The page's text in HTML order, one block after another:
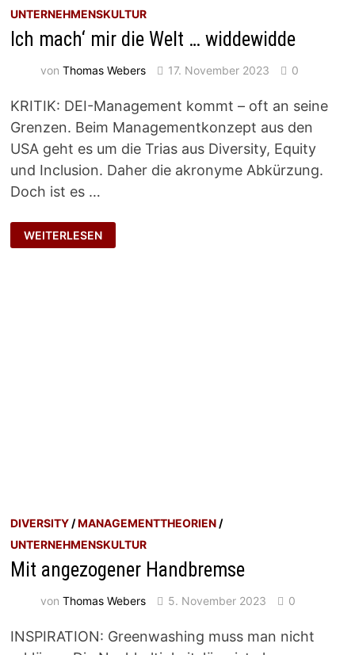
UNTERNEHMENSKULTUR
Ich mach‘ mir die Welt … widdewidde
vonThomas Webers 17. November 2023 0
KRITIK: DEI-Management kommt – oft an seine
Grenzen. Beim Managementkonzept aus den
USA geht es um die Trias aus Diversity, Equity
und Inclusion. Daher die akronyme Abkürzung.
Doch ist es …
ICH
MACH‘
MIR
WEITERLESEN
DIVERSITY /MANAGEMENTTHEORIEN /
UNTERNEHMENSKULTUR
Mit angezogener Handbremse
vonThomas Webers 5. November 2023 0
INSPIRATION: Greenwashing muss man nicht